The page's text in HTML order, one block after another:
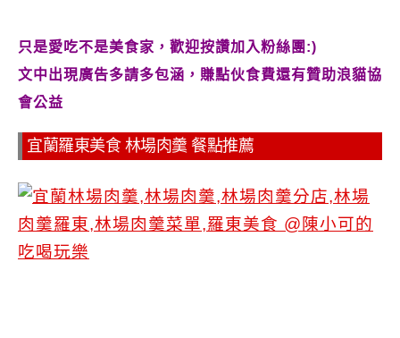
只是愛吃不是美食家，歡迎按讚加入粉絲團:)
文中出現廣告多請多包涵，賺點伙食費還有贊助浪貓協
會公益
宜蘭羅東美食 林場肉羹 餐點推薦